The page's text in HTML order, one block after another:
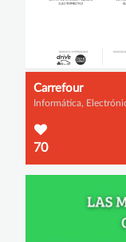
Carrefour
70